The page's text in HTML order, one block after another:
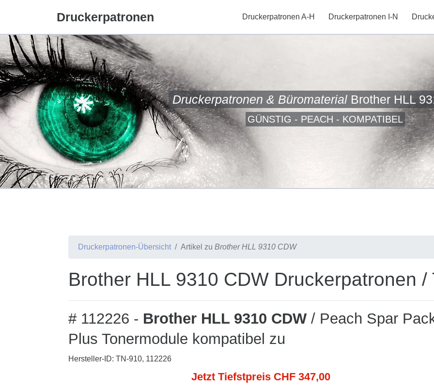
Druckerpatronen Druckerpatronen A-H Druckerpatronen I-N
Druckerpatronen & Büromaterial Brother HLL
GÜNSTIG - PEACH - KOMPATIBEL
Druckerpatronen-Übersicht Artikel zu Brother HLL 9310 CDW
Brother HLL 9310 CDW Druckerpatronen /
# 112226 - Brother HLL 9310 CDW / Peach Spar
Plus Tonermodule kompatibel zu
Hersteller-ID: TN-910, 112226
Jetzt Tiefstpreis CHF 347,00